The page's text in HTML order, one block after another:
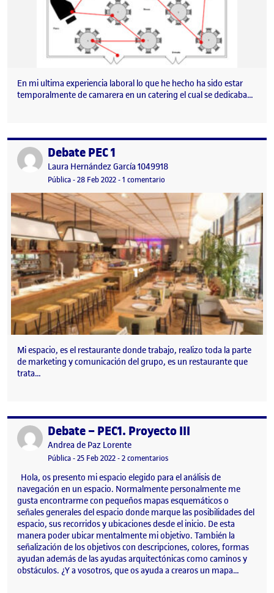
En mi ultima experiencia laboral lo que he hecho ha sido estar
temporalmente de camarera en un catering el cual se dedicaba…
Publicado porDebate PEC 1
Publicado por
Laura Hernández García 1049918
Visibilidad:
Pública-Fecha de publicación
28 Feb 2022-1 comentario
Mi espacio, es el restaurante donde trabajo, realizo toda la parte
de marketing y comunicación del grupo, es un restaurante que
trata…
Publicado porDebate – PEC1. Proyecto III
Publicado por
Andrea de Paz Lorente
Visibilidad:
Pública-Fecha de publicación
25 Feb 2022-2 comentariosen Debate – PEC1. Proyecto III
Hola, os presento mi espacio elegido para el análisis de
navegación en un espacio. Normalmente personalmente me
gusta encontrarme con pequeños mapas esquemáticos o
señales generales del espacio donde marque las posibilidades del
espacio, sus recorridos y ubicaciones desde el inicio. De esta
manera poder ubicar mentalmente mi objetivo. También la
señalización de los objetivos con descripciones, colores, formas
ayudan además de las ayudas arquitectónicas como caminos y
obstáculos. ¿Y a vosotros, que os ayuda a crearos un mapa…